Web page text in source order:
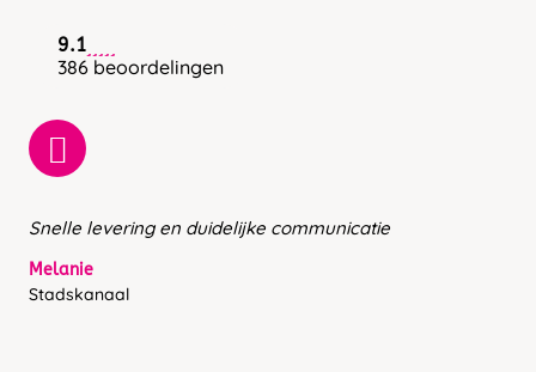
9.1
386 beoordelingen
Snelle levering en duidelijke communicatie
Melanie
Stadskanaal